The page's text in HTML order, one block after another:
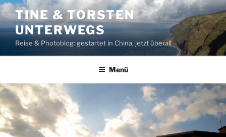
Zum
Inhalt
springen
TINE & TORSTEN
UNTERWEGS
Reise & Photoblog: gestartet in China, jetzt überall
Menü